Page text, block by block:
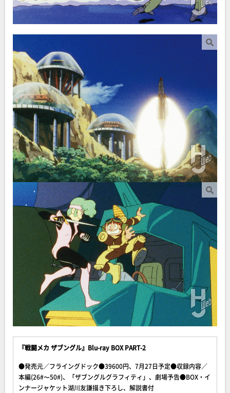
『戦闘メカ ザブングル』Blu-ray BOX PART-2
●発売元／フライングドック●39600円、7月27日予定●収録内容／
本編(26#〜50#)、「ザブングルグラフィティ」、劇場予告●BOX・イ
ンナージャケット湖川友謙描き下ろし、解説書付